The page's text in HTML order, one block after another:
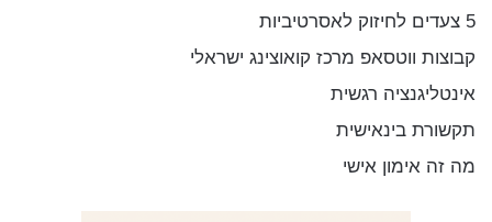
5 צעדים לחיזוק לאסרטיביות
קבוצות ווטסאפ מרכז קואוצינג ישראלי
אינטליגנציה רגשית
תקשורת בינאישית
מה זה אימון אישי